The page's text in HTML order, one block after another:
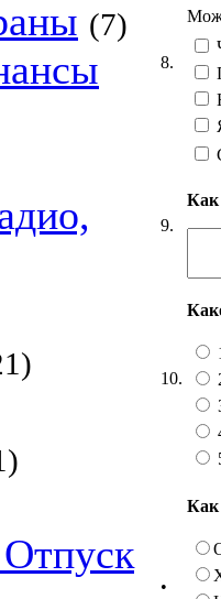
(7)
8.
9.
Как
10.
•
Как